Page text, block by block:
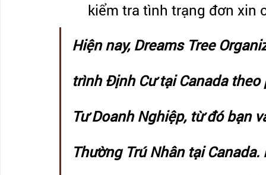
kiểm tra tình trạng đơn xin
Hiện nay, Dreams Tree
trình Định Cư tại Canada
Tư Doanh Nghiệp, từ đó bạn
Thường Trú Nhân tại